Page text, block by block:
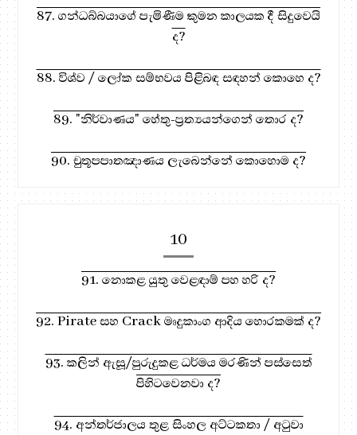
87. ගන්ධබ්බයාගේ පැමිණීම කුමන කාලයක දී සිදුවෙයි
ද?
88. විශ්ව / ලෝක සම්භවය පිළිබඳ සඳහන් කොහෙ ද?
89. "නිර්වාණය" හේතු-ප්‍රත්‍යයන්ගෙන් තොර ද?
90. චුතූපපාතඤාණය ලැබෙන්නේ කොහොම ද?
10
91. නොකළ යුතු වෙළඳාම් පහ හරි ද?
92. Pirate සහ Crack මෘදුකාංග ආදිය හොරකමක් ද?
93. කලින් ඇසූ/පුරුදුකළ ධර්මය මරණින් පස්සෙත්
පිහිටවෙනවා ද?
94. අන්තර්ජාලය තුළ සිංහල අට්ටකතා / අටුවා